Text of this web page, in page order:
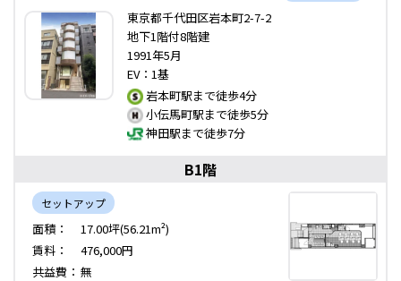
東京都千代田区岩本町2-7-2
地下1階付8階建
1991年5月
EV：1基
岩本町駅まで徒歩4分
小伝馬町駅まで徒歩5分
神田駅まで徒歩7分
B1階
セットアップ
面積：
17.00坪(56.21m²)
賃料：
476,000円
共益費： 無